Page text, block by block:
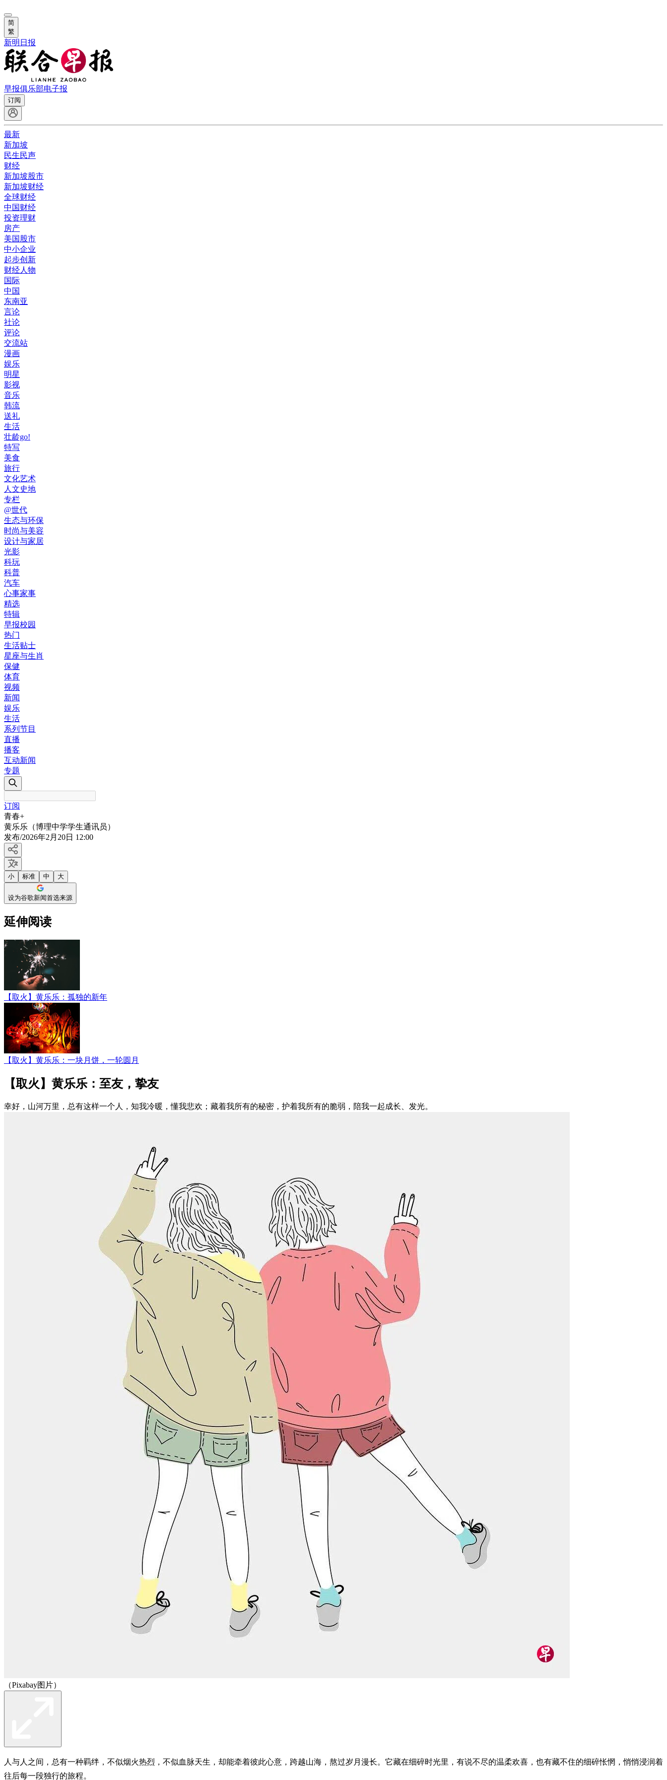
简
繁
新明日报
早报俱乐部电子报
订阅
最新
新加坡
民生民声
财经
新加坡股市
新加坡财经
全球财经
中国财经
投资理财
房产
美国股市
中小企业
起步创新
财经人物
国际
中国
东南亚
言论
社论
评论
交流站
漫画
娱乐
明星
影视
音乐
韩流
送礼
生活
壮龄go!
特写
美食
旅行
文化艺术
人文史地
专栏
@世代
生态与环保
时尚与美容
设计与家居
光影
科玩
科普
汽车
心事家事
精选
特辑
早报校园
热门
生活贴士
星座与生肖
保健
体育
视频
新闻
娱乐
生活
系列节目
直播
播客
互动新闻
专题
订阅
青春+
黄乐乐（博理中学学生通讯员）
发布/2026年2月20日 12:00
小 标准 中 大
设为谷歌新闻首选来源
延伸阅读
【取火】黄乐乐：孤独的新年
【取火】黄乐乐：一块月饼，一轮圆月
【取火】黄乐乐：至友，挚友
幸好，山河万里，总有这样一个人，知我冷暖，懂我悲欢；藏着我所有的秘密，护着我所有的脆弱，陪我一起成长、发光。
（Pixabay图片）
人与人之间，总有一种羁绊，不似烟火热烈，不似血脉天生，却能牵着彼此心意，跨越山海，熬过岁月漫长。它藏在细碎时光里，有说不尽的温柔欢喜，也有藏不住的细碎怅惘，悄悄浸润着
往后每一段独行的旅程。